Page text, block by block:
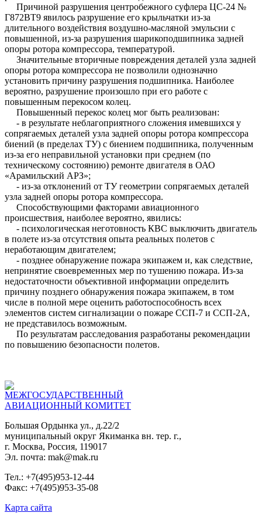
Причиной разрушения центробежного суфлера ЦС-24 №
Г872ВТ9 явилось разрушение его крыльчатки из-за
длительного воздействия воздушно-масляной эмульсии с
повышенной, из-за разрушения шарикоподшипника задней
опоры ротора компрессора, температурой.
Значительные вторичные повреждения деталей узла задней
опоры ротора компрессора не позволили однозначно
установить причину разрушения подшипника. Наиболее
вероятно, разрушение произошло при его работе с
повышенным перекосом колец.
Повышенный перекос колец мог быть реализован:
- в результате неблагоприятного сложения имевшихся у
сопрягаемых деталей узла задней опоры ротора компрессора
биений (в пределах ТУ) с биением подшипника, полученным
из-за его неправильной установки при среднем (по
техническому состоянию) ремонте двигателя в ОАО
«Арамильский АРЗ»;
- из-за отклонений от ТУ геометрии сопрягаемых деталей
узла задней опоры ротора компрессора.
Способствующими факторами авиационного
происшествия, наиболее вероятно, явились:
- психологическая неготовность КВС выключить двигатель
в полете из-за отсутствия опыта реальных полетов с
неработающим двигателем;
- позднее обнаружение пожара экипажем и, как следствие,
непринятие своевременных мер по тушению пожара. Из-за
недостаточности объективной информации определить
причину позднего обнаружения пожара экипажем, в том
числе в полной мере оценить работоспособность всех
элементов систем сигнализации о пожаре ССП-7 и ССП-2А,
не представилось возможным.
По результатам расследования разработаны рекомендации
по повышению безопасности полетов.
МЕЖГОСУДАРСТВЕННЫЙ
АВИАЦИОННЫЙ КОМИТЕТ
Большая Ордынка ул., д.22/2
муниципальный округ Якиманка вн. тер. г.,
г. Москва, Россия, 119017
Эл. почта: mak@mak.ru
Тел.: +7(495)953-12-44
Факс: +7(495)953-35-08
Карта сайта